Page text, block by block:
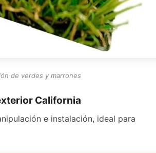
de verdes y marrones
California
e instalación, ideal para